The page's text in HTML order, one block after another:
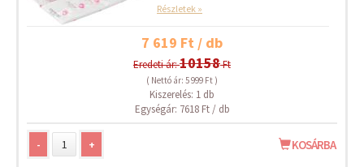
Részletek »
7 619 Ft / db
Eredeti ár:10158Ft
( Nettó ár: 5 999 Ft )
Kiszerelés: 1 db
Egységár: 7618 Ft / db
- + KOSÁRBA